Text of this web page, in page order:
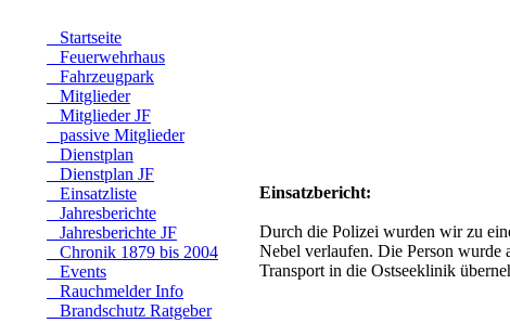
Startseite
Feuerwehrhaus
Fahrzeugpark
Mitglieder
Mitglieder JF
passive Mitglieder
Dienstplan
Dienstplan JF
Einsatzliste
Jahresberichte
Jahresberichte JF
Chronik 1879 bis 2004
Events
Rauchmelder Info
Brandschutz Ratgeber
Einsatzbericht:
Durch die Polizei wurden wir zu
Nebel verlaufen. Die Person wurde
Transport in die Ostseeklinik